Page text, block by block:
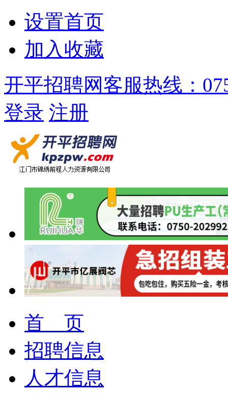
设置首页
加入收藏
开平招聘网客服热线：
登录 注册
首 页
招聘信息
人才信息